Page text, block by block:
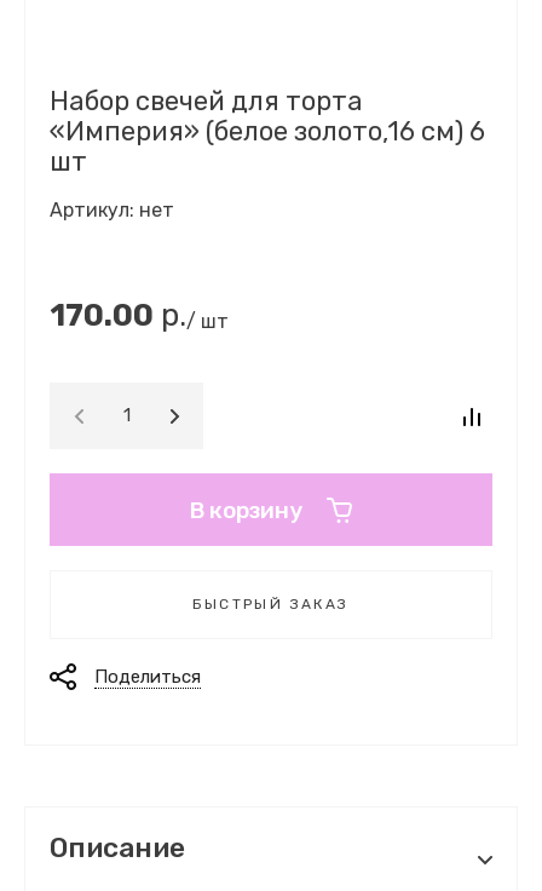
Набор свечей для торта
«Империя» (белое золото,16 см) 6
шт
Артикул: нет
170.00 р./ шт
В корзину
БЫСТРЫЙ ЗАКАЗ
Поделиться
Описание